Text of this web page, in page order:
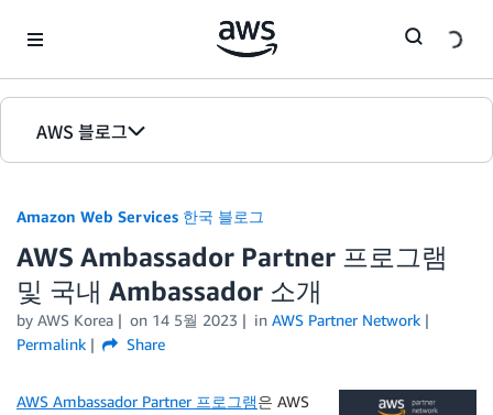
AWS 블로그
홈
에디션
Amazon Web Services 한국 블로그
AWS Ambassador Partner 프로그램
및 국내 Ambassador 소개
by AWS Korea on 14 5월 2023 in AWS Partner Network
Permalink
Share
AWS Ambassador Partner 프로그램은 AWS